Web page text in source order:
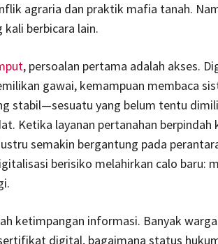
agraria dan praktik mafia tanah.
kali berbicara lain.
, persoalan pertama adalah akses.
gawai, kemampuan membaca
stabil—sesuatu yang belum tentu
Ketika layanan pertanahan berpindah
semakin bergantung pada
berisiko melahirkan calo baru:
ketimpangan informasi. Banyak
digital, bagaimana status